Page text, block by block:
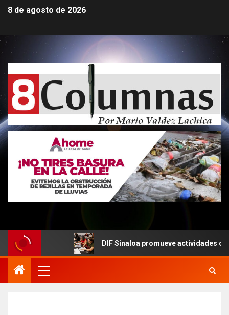
8 de agosto de 2026
DIF Sinaloa promueve actividades culturales